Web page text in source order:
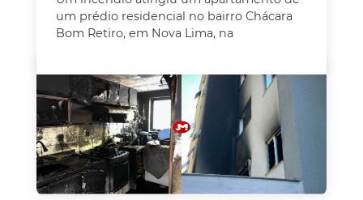
um prédio residencial no bairro Chácara
Bom Retiro, em Nova Lima, na